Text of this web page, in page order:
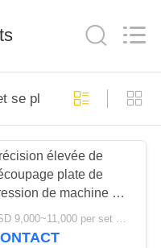
boîte
se plissante
élevée de
plate de
de machine de
en carton grande
USD 9,000~11,000 per set MOQ:1 ensemble